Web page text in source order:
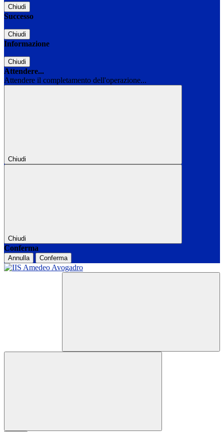
Chiudi
Successo
Chiudi
Informazione
Chiudi
Attendere...
Attendere il completamento dell'operazione...
Chiudi
Chiudi
Conferma
Annulla Conferma